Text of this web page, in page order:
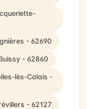
- 62690
- 62860
lès-Calais -
- 62127